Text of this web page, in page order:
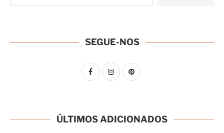
SEGUE-NOS
ÚLTIMOS ADICIONADOS